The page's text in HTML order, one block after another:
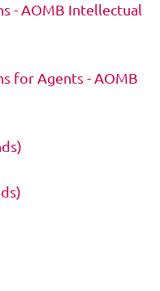
- AOMB Intellectual
for Agents- AOMB